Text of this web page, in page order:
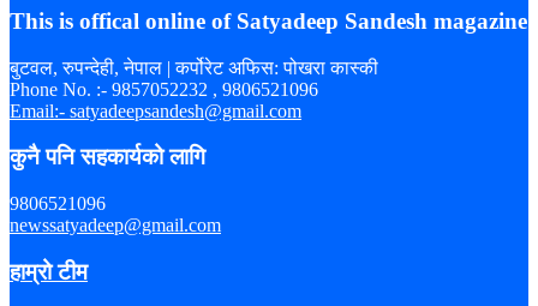
This is offical online of Satyadeep Sandesh magazine
बुटवल, रुपन्देही, नेपाल | कर्पोरेट अफिस: पोखरा कास्की
Phone No. :- 9857052232 , 9806521096
Email:- satyadeepsandesh@gmail.com
कुनै पनि सहकार्यको लागि
9806521096
newssatyadeep@gmail.com
हाम्रो टीम